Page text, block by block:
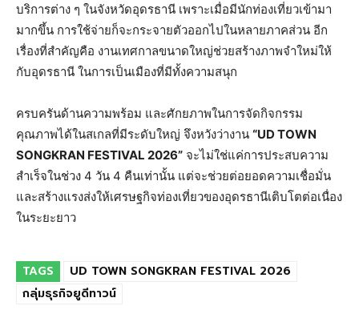
บริการต่าง ๆ ในจังหวัดอุดรธานี เพราะเมื่อมีนักท่องเที่ยวเข้ามา
มากขึ้น การใช้จ่ายก็จะกระจายตัวออกไปในหลายภาคส่วน อีก
เรื่องที่สำคัญคือ งานเทศกาลขนาดใหญ่ช่วยสร้างภาพจำใหม่ให้
กับอุดรธานี ในการเป็นเมืองที่มีทั้งความสนุก
ครบครันด้านความพร้อม และศักยภาพในการจัดกิจกรรม
คุณภาพได้ในสเกลที่มีระดับใหญ่ จึงหวังว่างาน “UD TOWN
SONGKRAN FESTIVAL 2026” จะไม่ใช่แค่การประสบความ
สำเร็จในช่วง 4 วัน 4 คืนเท่านั้น แต่จะช่วยต่อยอดความเชื่อมั่น
และสร้างแรงส่งให้เศรษฐกิจท่องเที่ยวของอุดรธานีเติบโตต่อเนื่อง
ในระยะยาว
TAGS
UD TOWN SONGKRAN FESTIVAL 2026
กลุ่มธุรกิจยูดีทาวน์